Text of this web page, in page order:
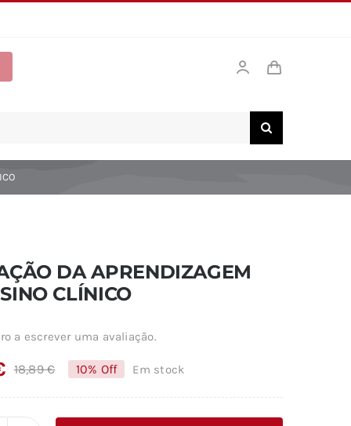
DA APRENDIZAGEM
CLÍNICO
a escrever uma avaliação.
18,89€OO
10% Off Em stock